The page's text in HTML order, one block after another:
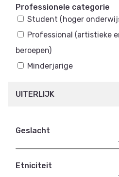
Professionele categorie
Student (hoger
Professional (artistieke
beroepen)
Minderjarige
UITERLIJK
Geslacht
Etniciteit